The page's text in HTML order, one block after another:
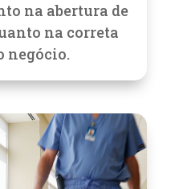
na abertura de
na correta
negócio.